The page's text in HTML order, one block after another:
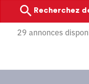
Recherchez
29 annonces